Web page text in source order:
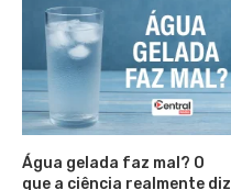
Água gelada faz mal? O
que a ciência realmente diz